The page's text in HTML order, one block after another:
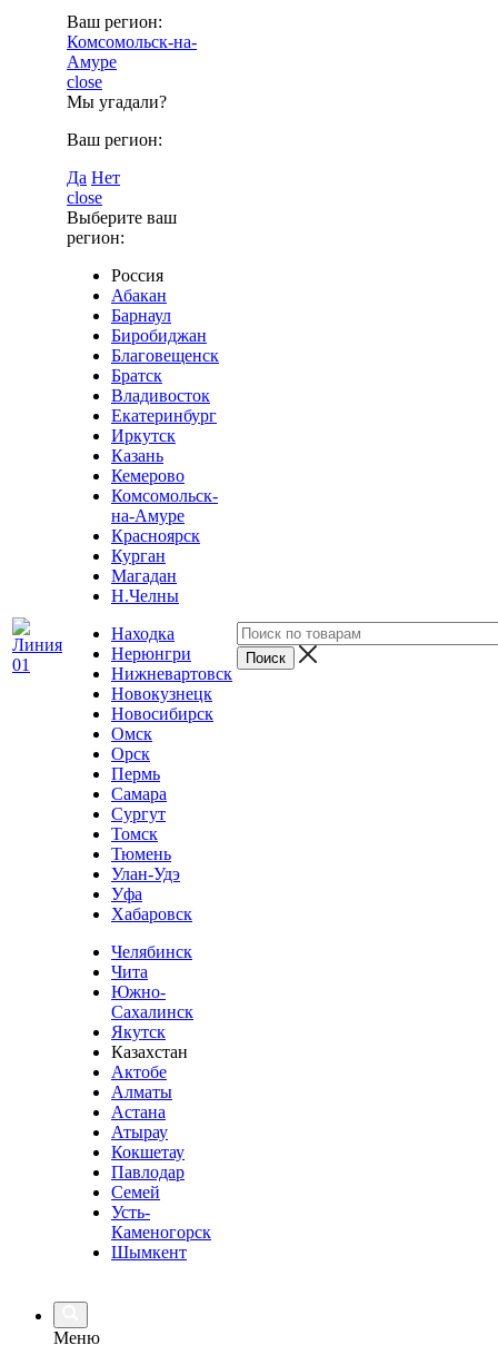
Ваш регион:
Комсомольск-на-
Амуре
close
Мы угадали?
Ваш регион:
Да Нет
close
Выберите ваш
регион:
Россия
Абакан
Барнаул
Биробиджан
Благовещенск
Братск
Владивосток
Екатеринбург
Иркутск
Казань
Кемерово
Комсомольск-
на-Амуре
Красноярск
Курган
Магадан
Н.Челны
Находка
Нерюнгри
Нижневартовск
Новокузнецк
Новосибирск
Омск
Орск
Пермь
Самара
Сургут
Томск
Тюмень
Улан-Удэ
Уфа
Хабаровск
Челябинск
Чита
Южно-
Сахалинск
Якутск
Казахстан
Актобе
Алматы
Астана
Атырау
Кокшетау
Павлодар
Семей
Усть-
Каменогорск
Шымкент
Меню